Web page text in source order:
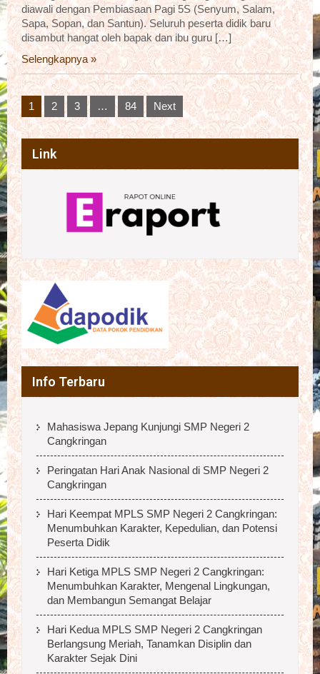
diawali dengan Pembiasaan Pagi 5S (Senyum, Salam,
Sapa, Sopan, dan Santun). Seluruh peserta didik baru
disambut hangat oleh bapak dan ibu guru […]
Selengkapnya »
Posts
pagination
1 2 3 … 84 Next
Link
Info Terbaru
Mahasiswa Jepang Kunjungi SMP Negeri 2
Cangkringan
Peringatan Hari Anak Nasional di SMP Negeri 2
Cangkringan
Hari Keempat MPLS SMP Negeri 2 Cangkringan:
Menumbuhkan Karakter, Kepedulian, dan Potensi
Peserta Didik
Hari Ketiga MPLS SMP Negeri 2 Cangkringan:
Menumbuhkan Karakter, Mengenal Lingkungan,
dan Membangun Semangat Belajar
Hari Kedua MPLS SMP Negeri 2 Cangkringan
Berlangsung Meriah, Tanamkan Disiplin dan
Karakter Sejak Dini